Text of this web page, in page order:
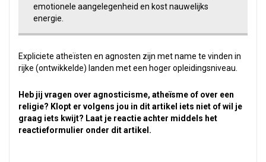
emotionele aangelegenheid en kost nauwelijks
energie.
Expliciete atheïsten en agnosten zijn met name te vinden in
rijke (ontwikkelde) landen met een hoger opleidingsniveau.
Heb jij vragen over agnosticisme, atheïsme of over een
religie? Klopt er volgens jou in dit artikel iets niet of wil je
graag iets kwijt? Laat je reactie achter middels het
reactieformulier onder dit artikel.